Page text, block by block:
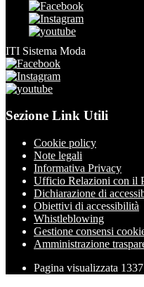
ITI Sistema Moda
Sezione Link Utili
Cookie policy
Note legali
Informativa Privacy
Ufficio Relazioni con il
Dichiarazione di
Obiettivi di accessibilità
Whistleblowing
Gestione consensi
Amministrazione
Pagina visualizzata 1337